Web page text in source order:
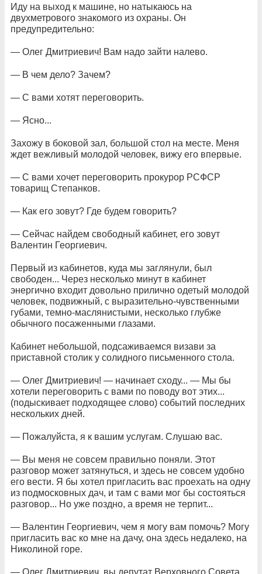
Иду на выход к машине, но натыкаюсь на
двухметрового знакомого из охраны. Он
предупредительно:
— Олег Дмитриевич! Вам надо зайти налево.
— В чем дело? Зачем?
— С вами хотят переговорить.
— Ясно...
Захожу в боковой зал, большой стол на месте. Меня
ждет вежливый молодой человек, вижу его впервые.
— С вами хочет переговорить прокурор РСФСР
товарищ Степанков.
— Как его зовут? Где будем говорить?
— Сейчас найдем свободный кабинет, его зовут
Валентин Георгиевич.
Первый из кабинетов, куда мы заглянули, был
свободен... Через несколько минут в кабинет
энергично входит довольно прилично одетый молодой
человек, подвижный, с выразительно-чувственными
губами, темно-маслянистыми, несколько глубже
обычного посаженными глазами.
Кабинет небольшой, подсаживаемся визави за
приставной столик у солидного письменного стола.
— Олег Дмитриевич! — начинает сходу... — Мы бы
хотели переговорить с вами по поводу вот этих...
(подыскивает подходящее слово) событий последних
нескольких дней.
— Пожалуйста, я к вашим услугам. Слушаю вас.
— Вы меня не совсем правильно поняли. Этот
разговор может затянуться, и здесь не совсем удобно
его вести. Я бы хотел пригласить вас проехать на одну
из подмосковных дач, и там с вами мог бы состояться
разговор... Но уже поздно, а время не терпит...
— Валентин Георгиевич, чем я могу вам помочь? Могу
пригласить вас ко мне на дачу, она здесь недалеко, на
Николиной горе.
— Олег Дмитриевич, вы депутат Верховного Совета